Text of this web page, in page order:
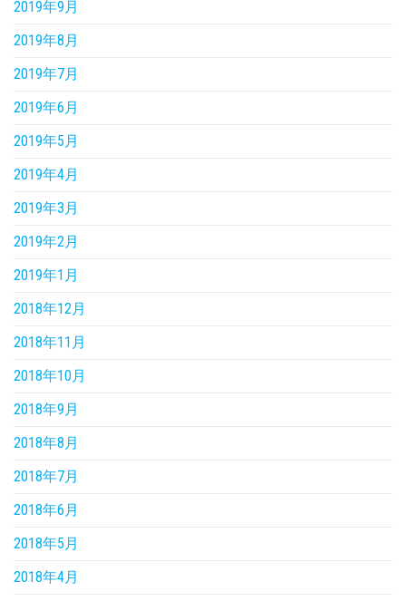
2019年9月
2019年8月
2019年7月
2019年6月
2019年5月
2019年4月
2019年3月
2019年2月
2019年1月
2018年12月
2018年11月
2018年10月
2018年9月
2018年8月
2018年7月
2018年6月
2018年5月
2018年4月